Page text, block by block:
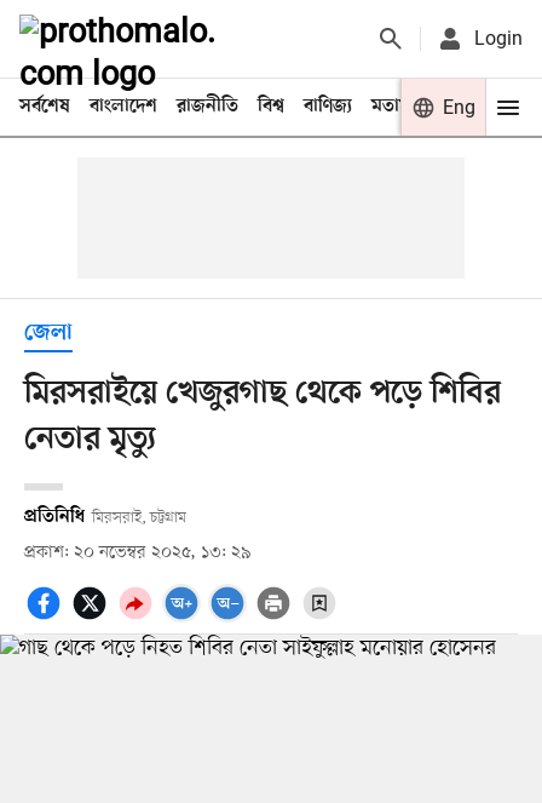
Login
সর্বশেষ বাংলাদেশ রাজনীতি বিশ্ব বাণিজ্য মতামত খেলা
Eng
জেলা
মিরসরাইয়ে খেজুরগাছ থেকে পড়ে শিবির
নেতার মৃত্যু
প্রতিনিধি মিরসরাই, চট্টগ্রাম
প্রকাশ: ২০ নভেম্বর ২০২৫, ১৩: ২৯